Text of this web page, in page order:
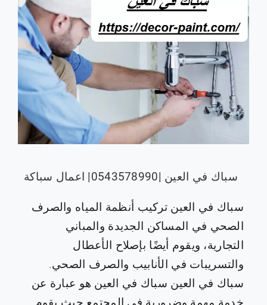
سباك في العين |0543578990| اعمال سباكة
سباك في العين تركيب أنظمة المياه والصرف
الصحي في المساكن الجديدة والمباني
التجارية، ويقوم أيضًا بإصلاح الأعطال
والتسريبات في الأنابيب والصرف الصحي.
سباك في العين سباك في العين هو عبارة عن